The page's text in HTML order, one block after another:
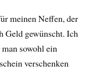
meinen Neffen, der
Geld gewünscht. Ich
sowohl ein
verschenken